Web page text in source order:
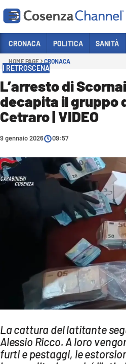
Sezioni
POLITICA
COSENZA CALCIO
ECONOMIA E LAVORO
LAC TV
LAC NETWORK
LAC ONAIR
LaC
Network
CRONACA POLITICA SANITÀ
HOME PAGE CRONACA
I RETROSCENA
L’arresto di
decapita il gruppo
Cetraro | VIDEO
9 gennaio 2026 09:57
La cattura del latitante
Alessio Ricco. A loro
furti e pestaggi, le